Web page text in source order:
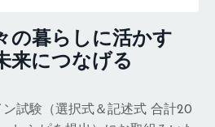
の暮らしに活かす
につなげる
試験（選択式＆記述式 合計20